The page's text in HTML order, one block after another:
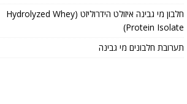
חלבון מי גבינה איזולט הידרוליזט (Hydrolyzed Whey
Protein Isolate)
תערובת חלבונים מי גבינה